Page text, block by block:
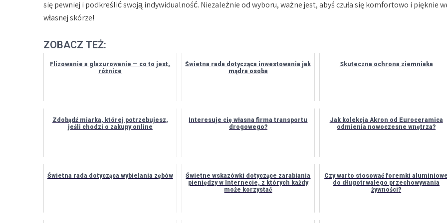
się pewniej i podkreślić swoją indywidualność. Niezależnie od wyboru, ważne jest, abyś czuła się komfortowo i pięknie
własnej skórze!
ZOBACZ TEŻ:
Flizowanie a glazurowanie — co to jest,
różnice
Świetna rada dotycząca inwestowania jak
mądra osoba
Skuteczna ochrona ziemniaka
Zdobądź miarka, której potrzebujesz,
jeśli chodzi o zakupy online
Interesuje cię własna firma transportu
drogowego?
Jak kolekcja Akron od Euroceramica
odmienia nowoczesne wnętrza?
Świetna rada dotycząca wybielania zębów
Świetne wskazówki dotyczące zarabiania
pieniędzy w Internecie, z których każdy
może korzystać
Czy warto stosować foremki
do długotrwałego przechowywania
żywności?